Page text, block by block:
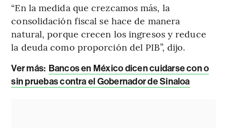
“En la medida que crezcamos más, la
consolidación fiscal se hace de manera
natural, porque crecen los ingresos y reduce
la deuda como proporción del PIB”, dijo.
Ver más: Bancos en México dicen cuidarse con o
sin pruebas contra el Gobernador de Sinaloa